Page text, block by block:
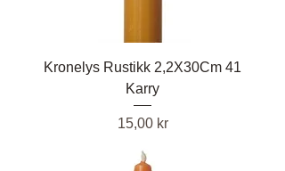
Kronelys Rustikk 2,2X30Cm 41
Karry
Pris
15,00 kr